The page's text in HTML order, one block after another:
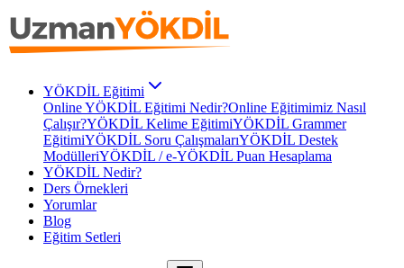
YÖKDİL Eğitimi
Online YÖKDİL Eğitimi Nedir?Online Eğitimimiz Nasıl
Çalışır?YÖKDİL Kelime EğitimiYÖKDİL Grammer
EğitimiYÖKDİL Soru ÇalışmalarıYÖKDİL Destek
ModülleriYÖKDİL / e-YÖKDİL Puan Hesaplama
YÖKDİL Nedir?
Ders Örnekleri
Yorumlar
Blog
Eğitim Setleri